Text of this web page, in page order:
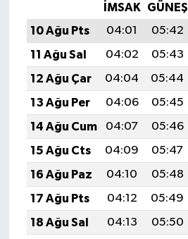
İMSAK GÜNEŞ
10 Ağu Pts
04:01 05:42
11 Ağu Sal
04:02 05:43
12 Ağu Çar
04:04 05:44
13 Ağu Per
04:06 05:45
14 Ağu Cum
04:07 05:46
15 Ağu Cts
04:09 05:47
16 Ağu Paz
04:10 05:48
17 Ağu Pts
04:12 05:49
18 Ağu Sal
04:13 05:50